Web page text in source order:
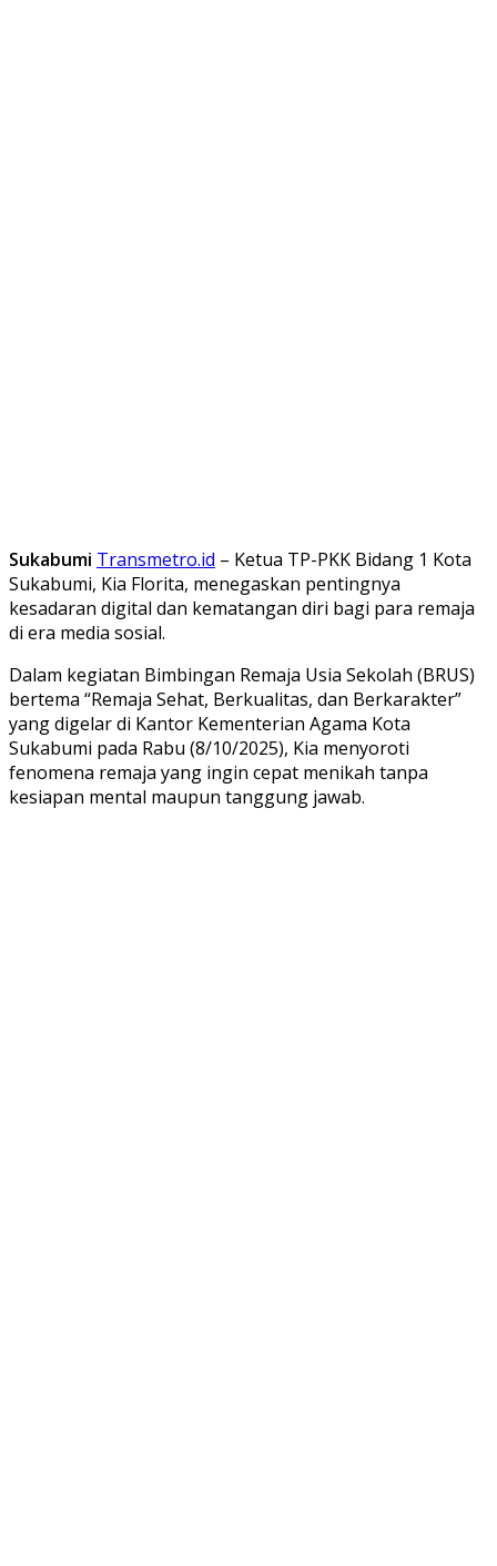
Sukabumi Transmetro.id – Ketua TP-PKK Bidang 1 Kota
Sukabumi, Kia Florita, menegaskan pentingnya
kesadaran digital dan kematangan diri bagi para remaja
di era media sosial.
Dalam kegiatan Bimbingan Remaja Usia Sekolah (BRUS)
bertema “Remaja Sehat, Berkualitas, dan Berkarakter”
yang digelar di Kantor Kementerian Agama Kota
Sukabumi pada Rabu (8/10/2025), Kia menyoroti
fenomena remaja yang ingin cepat menikah tanpa
kesiapan mental maupun tanggung jawab.